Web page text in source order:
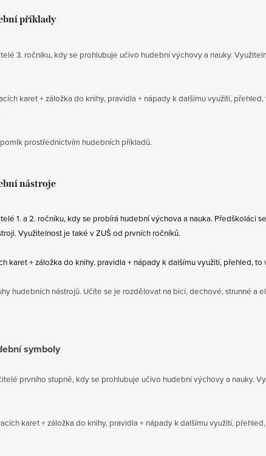
příklady
3. ročníku, kdy se prohlubuje učivo hudební výchovy a nauky.
karet + záložka do knihy, pravidla + nápady k dalšímu využití,
prostřednictvím hudebních příkladů.
nástroje
1. a 2. ročníku, kdy se probírá hudební výchova a nauka. Předškoláci
Využitelnost je také v ZUŠ od prvních ročníků.
karet + záložka do knihy, pravidla + nápady k dalšímu využití, přehled,to
hudebních nástrojů. Učíte se je rozdělovat na bicí, dechové, strunné a
symboly
prvního stupně, kdy se prohlubuje učivo hudební výchovy a nauky.
karet + záložka do knihy, pravidla + nápady k dalšímu využití,